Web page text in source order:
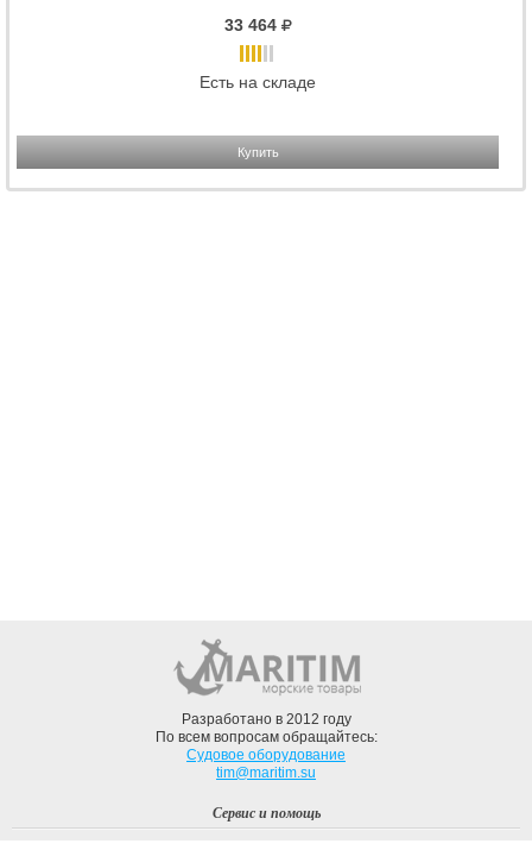
33 464
Есть на складе
Купить
Разработано в 2012 году
По всем вопросам обращайтесь:
Судовое оборудование
tim@maritim.su
Сервис и помощь